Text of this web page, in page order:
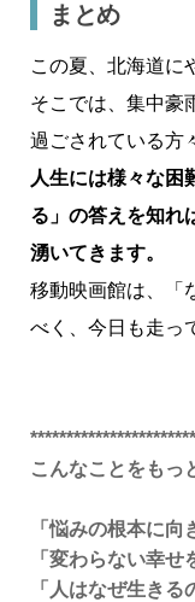
まとめ
この夏、北海道に
そこでは、集中豪
過ごされている方
人生には様々な困
る」の答えを知れ
湧いてきます。
移動映画館は、「
べく、今日も走っ
こんなことをもっ
「悩みの根本に向
「変わらない幸せ
「人はなぜ生きる